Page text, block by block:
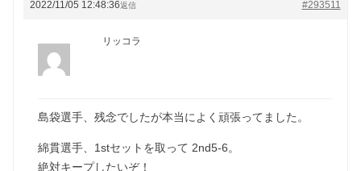
2022/11/05 12:48:36 #293511
返信
リッコラ
島袋選手、残念でしたが本当によく頑張ってました。
綿貫選手、1stセットを取って 2nd5-6。
絶対キープしたいぞ！